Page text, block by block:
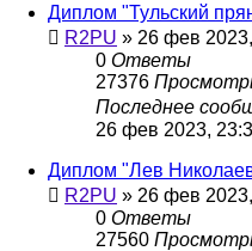
Диплом "Тульский
R2PU » 26 фев
0 Ответы
27376
Последнее
26 фев 2023,
Диплом "Лев
R2PU » 26 фев
0 Ответы
27560